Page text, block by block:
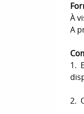
À
A
1.
2.